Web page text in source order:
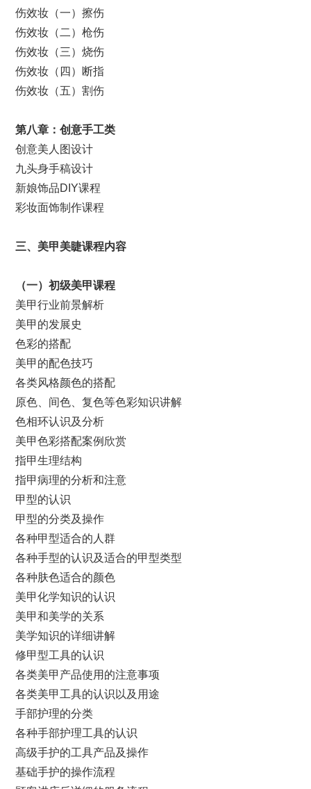
伤效妆（一）擦伤
伤效妆（二）枪伤
伤效妆（三）烧伤
伤效妆（四）断指
伤效妆（五）割伤
第八章：创意手工类
创意美人图设计
九头身手稿设计
新娘饰品DIY课程
彩妆面饰制作课程
三、美甲美睫课程内容
（一）初级美甲课程
美甲行业前景解析
美甲的发展史
色彩的搭配
美甲的配色技巧
各类风格颜色的搭配
原色、间色、复色等色彩知识讲解
色相环认识及分析
美甲色彩搭配案例欣赏
指甲生理结构
指甲病理的分析和注意
甲型的认识
甲型的分类及操作
各种甲型适合的人群
各种手型的认识及适合的甲型类型
各种肤色适合的颜色
美甲化学知识的认识
美甲和美学的关系
美学知识的详细讲解
修甲型工具的认识
各类美甲产品使用的注意事项
各类美甲工具的认识以及用途
手部护理的分类
各种手部护理工具的认识
高级手护的工具产品及操作
基础手护的操作流程